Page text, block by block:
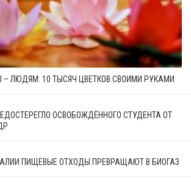
ЛЮДЯМ: 10 ТЫСЯЧ ЦВЕТКОВ СВОИМИ РУКАМИ
ОСВОБОЖДЁННОГО СТУДЕНТА ОТ
ПИЩЕВЫЕ ОТХОДЫ ПРЕВРАЩАЮТ В БИОГАЗ